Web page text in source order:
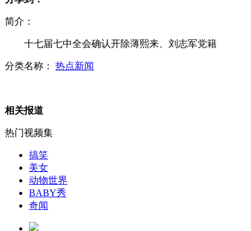
著名华裔女作家韩素音逝世
“糖炒栗子”表面过于光亮或问题严重
巴神登《时代》封面 刊登超长篇采访
简介：
十七届七中全会确认开除薄熙来、刘志军党籍
分类名称： 热点新闻
相关报道
热门视频集
搞笑
美女
动物世界
BABY秀
奇闻